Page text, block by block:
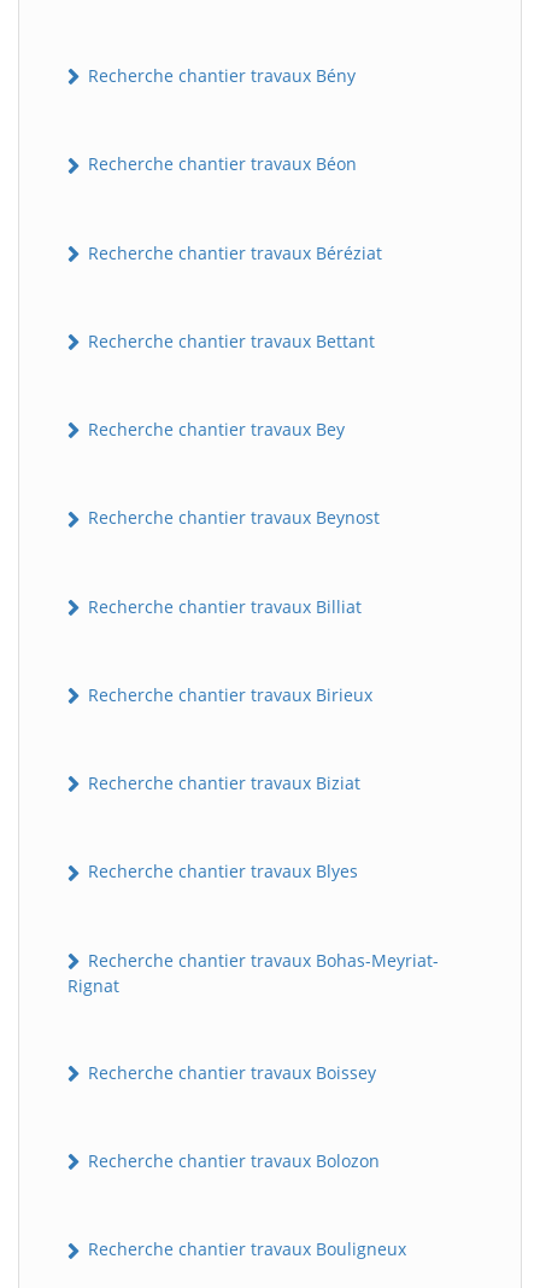
Recherche chantier travaux Bény
Recherche chantier travaux Béon
Recherche chantier travaux Béréziat
Recherche chantier travaux Bettant
Recherche chantier travaux Bey
Recherche chantier travaux Beynost
Recherche chantier travaux Billiat
Recherche chantier travaux Birieux
Recherche chantier travaux Biziat
Recherche chantier travaux Blyes
Recherche chantier travaux Bohas-Meyriat-
Rignat
Recherche chantier travaux Boissey
Recherche chantier travaux Bolozon
Recherche chantier travaux Bouligneux